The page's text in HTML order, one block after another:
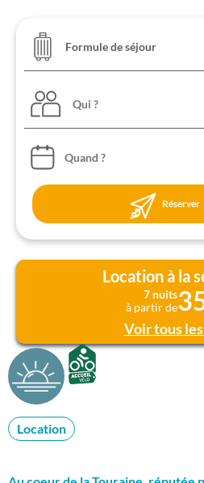
Qui ?
Réserver
Location à la
7 nuits
à partir de
Voir tous
Location